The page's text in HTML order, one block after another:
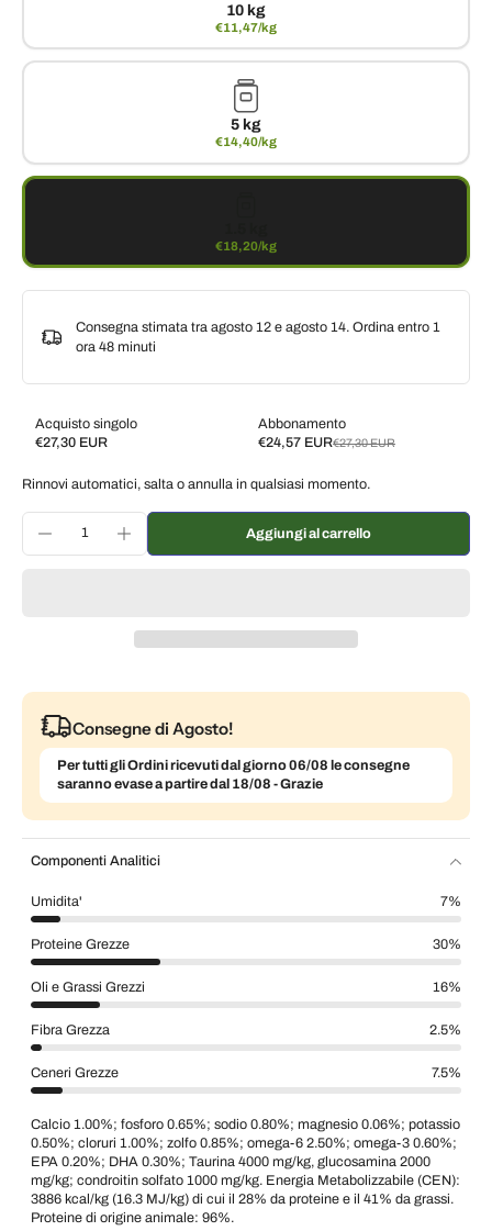
10 kg
€11,47/kg
5 kg
€14,40/kg
€18,20/kg
Consegna stimata tra agosto 12 e agosto 14. Ordina entro 1
ora 48 minuti
Acquisto singolo
€27,30 EUR
Abbonamento
€24,57 EUR€27,30 EUR
Subscribe and save
Consegna ogni 3 settimane, 7% di sconto
Consegna ogni mese, 5% di sconto
€25,94 EUR
Rinnovi automatici, salta o annulla in qualsiasi momento.
Aggiungi al carrello
Consegne di Agosto!
Per tutti gli Ordini ricevuti dal giorno 06/08 le consegne
saranno evase a partire dal 18/08 - Grazie
Componenti Analitici
Umidita' 7%
Proteine Grezze 30%
Oli e Grassi Grezzi 16%
Fibra Grezza 2.5%
Ceneri Grezze 7.5%
Calcio 1.00%; fosforo 0.65%; sodio 0.80%; magnesio 0.06%; potassio
0.50%; cloruri 1.00%; zolfo 0.85%; omega-6 2.50%; omega-3 0.60%;
EPA 0.20%; DHA 0.30%; Taurina 4000 mg/kg, glucosamina 2000
mg/kg; condroitin solfato 1000 mg/kg. Energia Metabolizzabile (CEN):
3886 kcal/kg (16.3 MJ/kg) di cui il 28% da proteine e il 41% da grassi.
Proteine di origine animale: 96%.